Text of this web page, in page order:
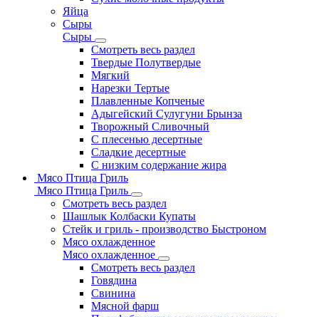
Яйца
Сыры
Сыры
Смотреть весь раздел
Твердые Полутвердые
Мягкий
Нарезки Тертые
Плавленные Копченые
Адыгейский Сулугуни Брынза
Творожный Сливочный
С плесенью десертные
Сладкие десертные
С низким содержание жира
Мясо Птица Гриль
Мясо Птица Гриль
Смотреть весь раздел
Шашлык Колбаски Купаты
Стейк и гриль - производство Быстроном
Мясо охлажденное
Мясо охлажденное
Смотреть весь раздел
Говядина
Свинина
Мясной фарш